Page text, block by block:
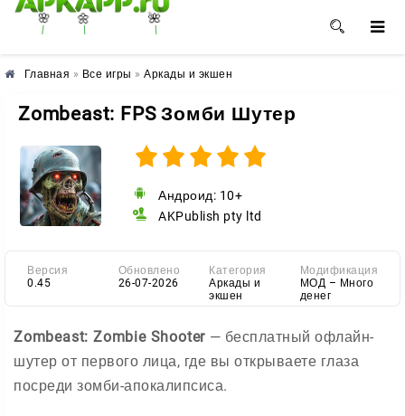
🌸 🌼 🌺
Главная » Все игры » Аркады и экшен
Zombeast: FPS Зомби Шутер
Андроид: 10+
AKPublish pty ltd
Версия
0.45
Обновлено
26-07-2026
Категория
Аркады и
экшен
Модификация
МОД – Много
денег
Zombeast: Zombie Shooter — бесплатный офлайн-
шутер от первого лица, где вы открываете глаза
посреди зомби-апокалипсиса.